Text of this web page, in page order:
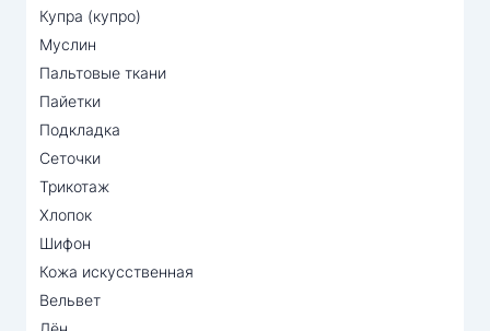
Купра (купро)
Муслин
Пальтовые ткани
Пайетки
Подкладка
Сеточки
Трикотаж
Хлопок
Шифон
Кожа искусственная
Вельвет